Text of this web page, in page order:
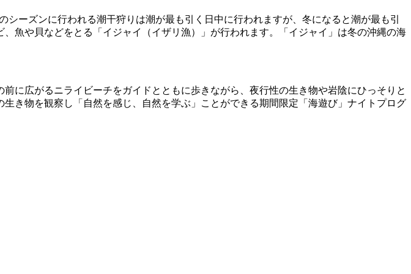
ーズンに行われる潮干狩りは潮が最も引く日中に行われますが、冬になると潮が最も引
魚や貝などをとる「イジャイ（イザリ漁）」が行われます。「イジャイ」は冬の沖縄の海
に広がるニライビーチをガイドとともに歩きながら、夜行性の生き物や岩陰にひっそりと
き物を観察し「自然を感じ、自然を学ぶ」ことができる期間限定「海遊び」ナイトプログ